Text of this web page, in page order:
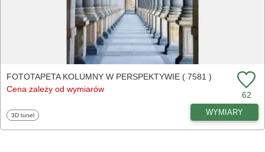
FOTOTAPETA KOLUMNY W PERSPEKTYWIE ( 7581 )
Cena zależy od wymiarów
62
Fototapety
3D tunel WYMIARY